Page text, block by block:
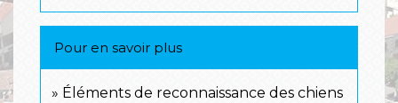
Pour en savoir plus
Éléments de reconnaissance des chiens